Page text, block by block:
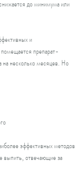
до минимума или
и
препарат-
на несколько месяцев. Но
эффективных методов
выпить, отвечающие за